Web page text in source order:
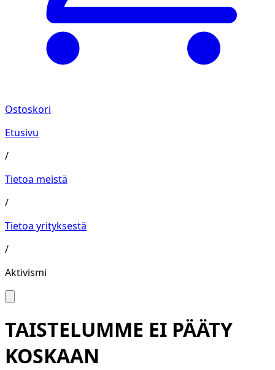
Ostoskori
Etusivu
/
Tietoa meistä
/
Tietoa yrityksestä
/
Aktivismi
TAISTELUMME EI PÄÄTY
KOSKAAN